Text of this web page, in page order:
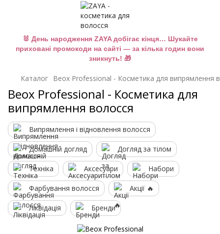
🐰 День народження ZAYA добігає кінця… Шукайте
приховані промокоди на сайті — за кілька годин вони
зникнуть! 🎁
Каталог Beox Professional - Косметика для випрямлення
Beox Professional - Косметика для
випрямлення волосся
Випрямлення і відновлення волосся
Домашній догляд Догляд за тілом
Техніка Аксесуари Набори
Фарбування волосся Акції 🔥
Ліквідація Бренди